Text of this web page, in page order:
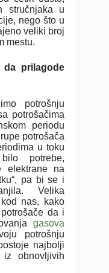
stručnjaka u
nego što u
veliki broj
mestu.
prilagode
potrošnju
potrošačima
periodu
potrošača
u toku
potrebe,
elektrane na
pa bi se i
Velika
nas, kako
da i
gasova
potrošnju
najbolji
obnovljivih